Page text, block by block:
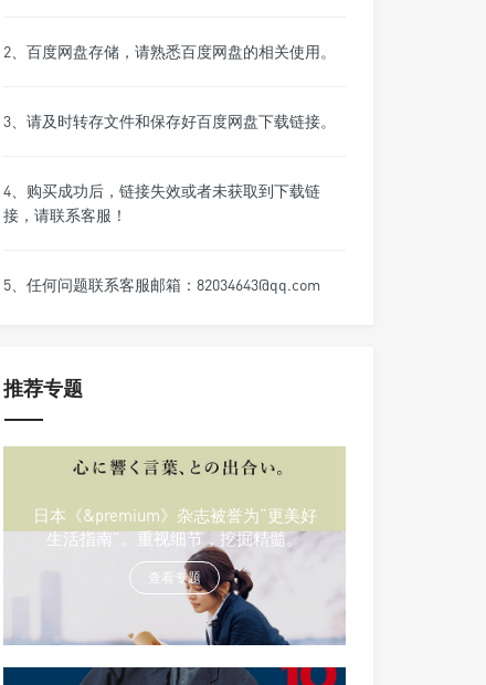
2、百度网盘存储，请熟悉百度网盘的相关使用。
3、请及时转存文件和保存好百度网盘下载链接。
4、购买成功后，链接失效或者未获取到下载链
接，请联系客服！
5、任何问题联系客服邮箱：82034643@qq.com
推荐专题
日本《&premium》杂志被誉为“更美好
生活指南”。重视细节，挖掘精髓。
查看专题